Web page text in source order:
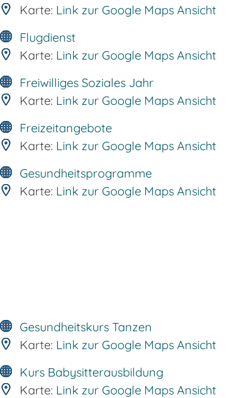
Karte: Link zur Google Maps Ansicht
Flugdienst
Karte: Link zur Google Maps Ansicht
Freiwilliges Soziales Jahr
Karte: Link zur Google Maps Ansicht
Freizeitangebote
Karte: Link zur Google Maps Ansicht
Gesundheitsprogramme
Karte: Link zur Google Maps Ansicht
Gesundheitskurs Tanzen
Karte: Link zur Google Maps Ansicht
Kurs Babysitterausbildung
Karte: Link zur Google Maps Ansicht